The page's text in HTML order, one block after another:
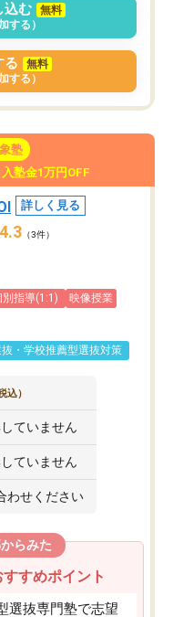
込む
無料
する）
る
無料
する）
塾
入塾金1万円OFF
詳しく見る
4.3 （3件）
別指導(1:1)
映像授業
・学校推薦型選抜対策
込）
ていません
ていません
わせください
らみた
すめポイント
選抜専門塾で志望